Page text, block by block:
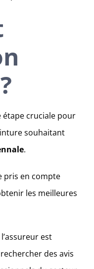
étape cruciale pour
souhaitant
.
pris en compte
les meilleures
est
des avis